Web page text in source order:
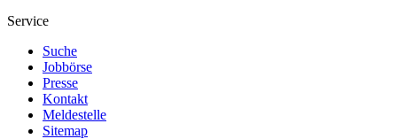
Service
Suche
Jobbörse
Presse
Kontakt
Meldestelle
Sitemap